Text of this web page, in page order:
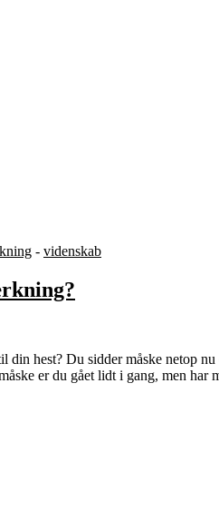
- videnskab
er du gået lidt i gang, men har